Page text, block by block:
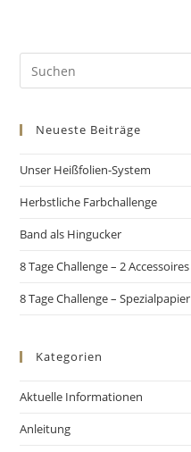
Neueste Beiträge
Unser Heißfolien-System
Herbstliche Farbchallenge
Band als Hingucker
8 Tage Challenge – 2 Accessoires
8 Tage Challenge – Spezialpapier
Kategorien
Aktuelle Informationen
Anleitung